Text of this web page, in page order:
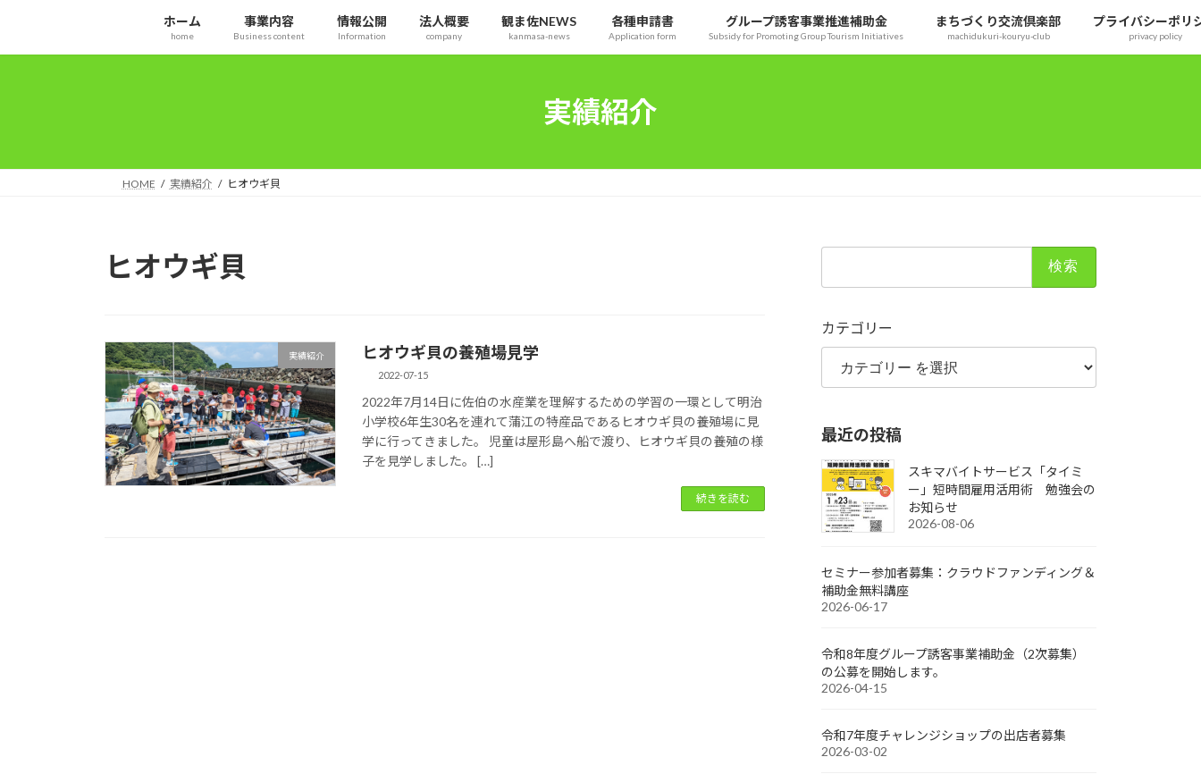
テ
ゲ
ホーム
home
事業内容
Business content
情報公開
Information
法人概要
company
観ま佐NEWS
kanmasa-news
各種申請書
Application form
グループ誘客事業推進補助金
Subsidy for Promoting Group Tourism Initiatives
まちづくり交流倶楽部
machidukuri-kouryu-club
プライバシーポリ
privacy policy
実績紹介
HOME 実績紹介 ヒオウギ貝
ヒオウギ貝
実績紹介 ヒオウギ貝の養殖場見学
2022-07-15
2022年7月14日に佐伯の水産業を理解するための学習の一環として明治
小学校6年生30名を連れて蒲江の特産品であるヒオウギ貝の養殖場に見
学に行ってきました。 児童は屋形島へ船で渡り、ヒオウギ貝の養殖の様
子を見学しました。 […]
続きを読む
カテゴリー
最近の投稿
スキマバイトサービス「タイミ
ー」短時間雇用活用術 勉強会の
お知らせ
2026-08-06
セミナー参加者募集：クラウドファンディング＆
補助金無料講座
2026-06-17
令和8年度グループ誘客事業補助金（2次募集）
の公募を開始します。
2026-04-15
令和7年度チャレンジショップの出店者募集
2026-03-02